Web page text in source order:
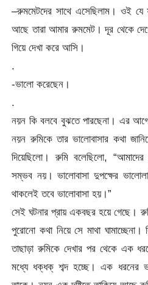
–রুমমেটদের সাথে এসেছিলাম। ওই যে
আছে তারা আমার রুমমেট। দূর থেকে
গিয়ে দেখা করে আসি।
.
-ভালো করেছেন।
.
নয়ন কি বলবে বুঝতে পারছেনা। এর আগে
নয়ন রুমিকে তার ভালোবাসার কথা
দিয়েছিলো। রুমি বলেছিলো,
সম্ভব নয়। ভালোবাসা দুপক্ষের
থাকলেই তবে ভালোবাসা হয়।”
সেই ঘটনার প্রায় একবছর হয়ে গেছে।
পুরোনো কথা নিয়ে সে মাথা
তাছাড়া রুমিকে দেখার পর থেকে এক
মধ্যে ধক্ধক্ শব্দ হচ্ছে। এক ধরনের